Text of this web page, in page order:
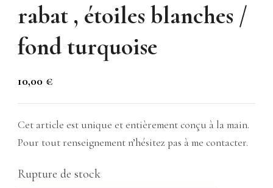
rabat , étoiles blanches /
fond turquoise
10,00 €
Cet article est unique et entièrement conçu à la main.
Pour tout renseignement n’hésitez pas à me contacter.
Rupture de stock